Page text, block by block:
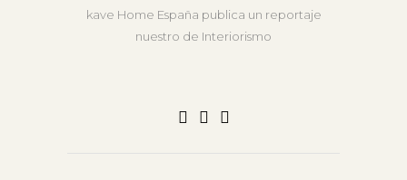
kave Home España publica un reportaje
nuestro de Interiorismo